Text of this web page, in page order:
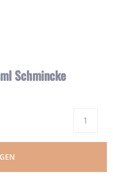
Schmincke